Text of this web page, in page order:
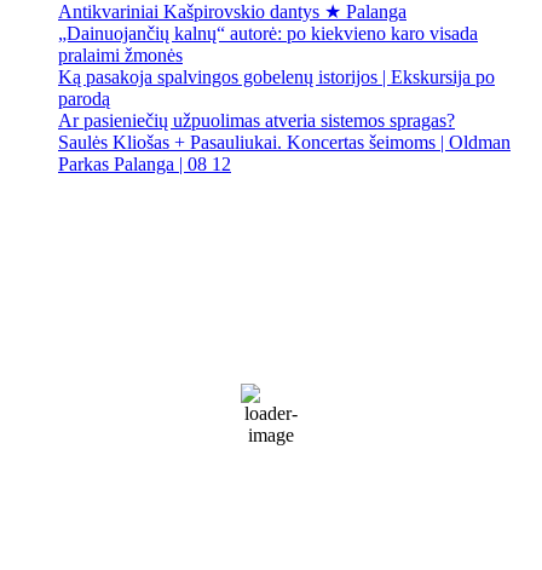
Antikvariniai Kašpirovskio dantys ★ Palanga
„Dainuojančių kalnų“ autorė: po kiekvieno karo visada
pralaimi žmonės
Ką pasakoja spalvingos gobelenų istorijos | Ekskursija po
parodą
Ar pasieniečių užpuolimas atveria sistemos spragas?
Saulės Kliošas + Pasauliukai. Koncertas šeimoms | Oldman
Parkas Palanga | 08 12
Patchy rain nearby
77 %
1015 mb